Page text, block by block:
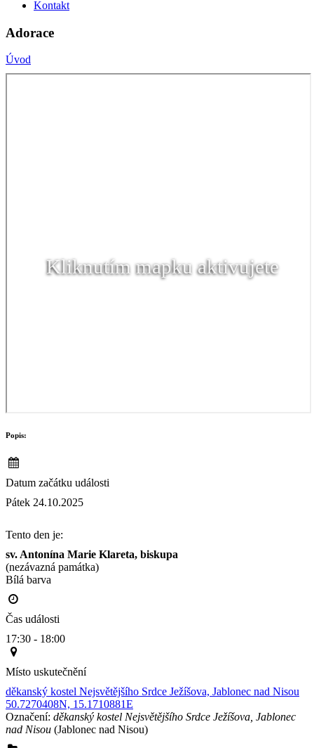
Kontakt
Adorace
Úvod
Kliknutím mapku aktivujete
Popis:
Datum začátku události
Pátek 24.10.2025
Tento den je:
sv. Antonína Marie Klareta, biskupa
(nezávazná památka)
Bílá barva
Čas události
17:30 - 18:00
Místo uskutečnění
děkanský kostel Nejsvětějšího Srdce Ježíšova, Jablonec nad Nisou
50.7270408N, 15.1710881E
Označení: děkanský kostel Nejsvětějšího Srdce Ježíšova, Jablonec
nad Nisou (Jablonec nad Nisou)